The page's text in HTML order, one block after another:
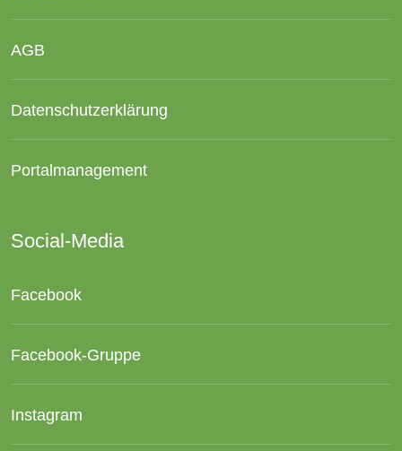
AGB
Datenschutzerklärung
Portalmanagement
Social-Media
Facebook
Facebook-Gruppe
Instagram